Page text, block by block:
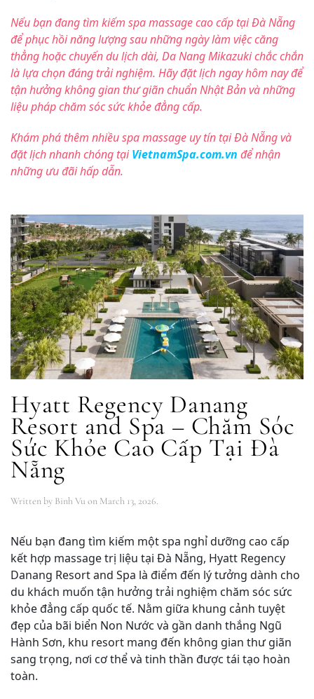
Nếu bạn đang tìm kiếm spa massage cao cấp tại Đà Nẵng
để phục hồi năng lượng sau những ngày làm việc căng
thẳng hoặc chuyến du lịch dài, Da Nang Mikazuki chắc chắn
là lựa chọn đáng trải nghiệm. Hãy đặt lịch ngay hôm nay để
tận hưởng không gian thư giãn chuẩn Nhật Bản và những
liệu pháp chăm sóc sức khỏe đẳng cấp.
Khám phá thêm nhiều spa massage uy tín tại Đà Nẵng và
đặt lịch nhanh chóng tạiVietnamSpa.com.vn để nhận
những ưu đãi hấp dẫn.
Hyatt Regency Danang
Resort and Spa – Chăm Sóc
Sức Khỏe Cao Cấp Tại Đà
Nẵng
Written by Binh Vu on March 13, 2026.
Nếu bạn đang tìm kiếm một spa nghỉ dưỡng cao cấp
kết hợp massage trị liệu tại Đà Nẵng, Hyatt Regency
Danang Resort and Spa là điểm đến lý tưởng dành cho
du khách muốn tận hưởng trải nghiệm chăm sóc sức
khỏe đẳng cấp quốc tế. Nằm giữa khung cảnh tuyệt
đẹp của bãi biển Non Nước và gần danh thắng Ngũ
Hành Sơn, khu resort mang đến không gian thư giãn
sang trọng, nơi cơ thể và tinh thần được tái tạo hoàn
toàn.